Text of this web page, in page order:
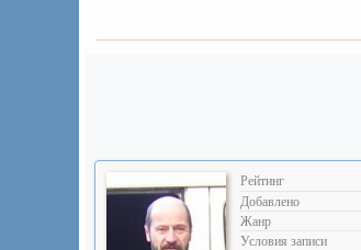
Рейтинг
Добавлено
Жанр
Условия записи